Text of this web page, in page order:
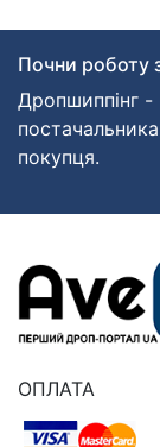
Почни роботу
Дропшиппінг -
покупця.
ОПЛАТА